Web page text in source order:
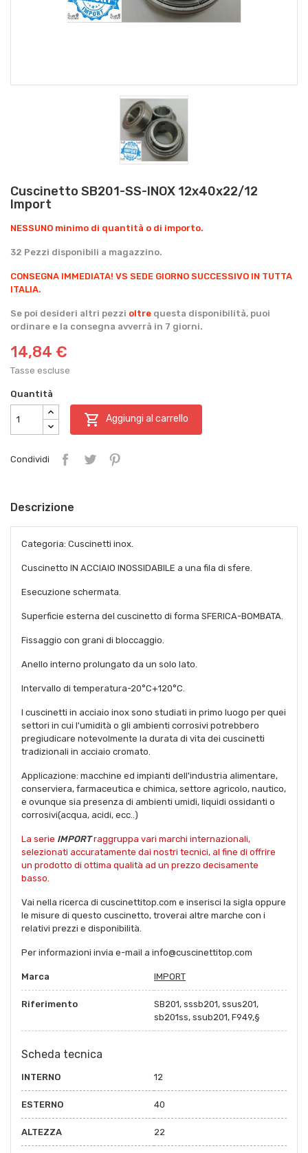
Cuscinetto SB201-SS-INOX 12x40x22/12
Import
NESSUNO minimo di quantità o di importo.
32 Pezzi disponibili a magazzino.
CONSEGNA IMMEDIATA! VS SEDE GIORNO SUCCESSIVO IN TUTTA
ITALIA.
Se poi desideri altri pezzi oltre questa disponibilità, puoi
ordinare e la consegna avverrà in 7 giorni.
14,84 €
Tasse escluse
Quantità
 Aggiungi al carrello
Condividi
Descrizione
Categoria: Cuscinetti inox.
Cuscinetto IN ACCIAIO INOSSIDABILE a una fila di sfere.
Esecuzione schermata.
Superficie esterna del cuscinetto di forma SFERICA-BOMBATA.
Fissaggio con grani di bloccaggio.
Anello interno prolungato da un solo lato.
Intervallo di temperatura-20°C+120°C.
I cuscinetti in acciaio inox sono studiati in primo luogo per quei
settori in cui l'umidità o gli ambienti corrosivi potrebbero
pregiudicare notevolmente la durata di vita dei cuscinetti
tradizionali in acciaio cromato.
Applicazione: macchine ed impianti dell'industria alimentare,
conserviera, farmaceutica e chimica, settore agricolo, nautico,
e ovunque sia presenza di ambienti umidi, liquidi ossidanti o
corrosivi(acqua, acidi, ecc..)
La serie IMPORTraggruppa vari marchi internazionali,
selezionati accuratamente dai nostri tecnici, al fine di offrire
un prodotto di ottima qualità ad un prezzo decisamente
basso.
Vai nella ricerca di cuscinettitop.com e inserisci la sigla oppure
le misure di questo cuscinetto, troverai altre marche con i
relativi prezzi e disponibilità.
Per informazioni invia e-mail a info@cuscinettitop.com
Marca IMPORT
Riferimento
SB201, sssb201, ssus201,
sb201ss, ssub201, F949,§
Scheda tecnica
INTERNO 12
ESTERNO 40
ALTEZZA 22